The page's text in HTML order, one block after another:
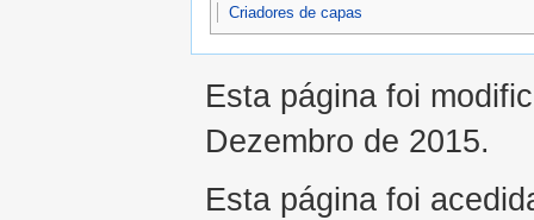
Criadores de capas
Esta página foi
Dezembro de 2015.
Esta página foi